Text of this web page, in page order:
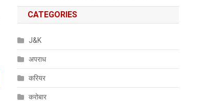
CATEGORIES
J&K
अपराध
करियर
करोबार